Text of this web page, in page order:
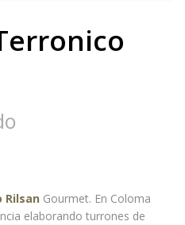
Rilsan Gourmet. En Coloma
elaborando turrones de